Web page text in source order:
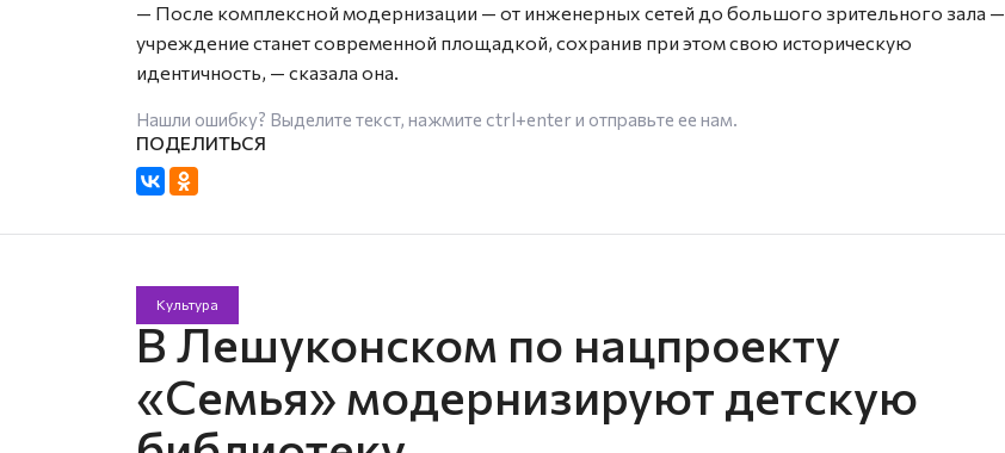
— После комплексной модернизации — от инженерных сетей до большого зрительного зала —
учреждение станет современной площадкой, сохранив при этом свою историческую
идентичность, — сказала она.
Нашли ошибку? Выделите текст, нажмите ctrl+enterи отправьте ее нам.
Культура
В Лешуконском по нацпроекту
«Семья» модернизируют детскую